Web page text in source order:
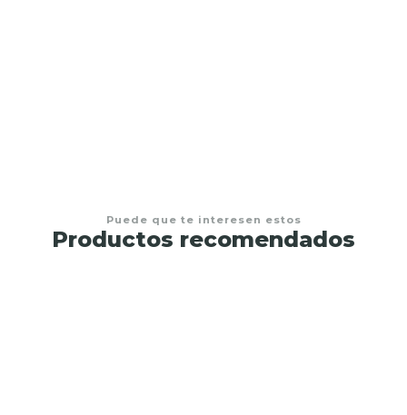
Puede que te interesen estos
Productos recomendados